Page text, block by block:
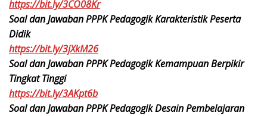
https://bit.ly/3CO08Kr
Soal dan Jawaban PPPK Pedagogik Karakteristik Peserta
Didik
https://bit.ly/3jXkM26
Soal dan Jawaban PPPK Pedagogik Kemampuan Berpikir
Tingkat Tinggi
https://bit.ly/3AKpt6b
Soal dan Jawaban PPPK Pedagogik Desain Pembelajaran